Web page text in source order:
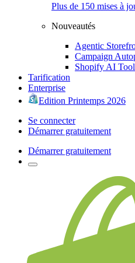
Plus de 150 mises à
Nouveautés
Agentic
Campaign
Shopify AI
Tarification
Enterprise
Edition Printemps 2026
Se connecter
Démarrer gratuitement
Démarrer gratuitement